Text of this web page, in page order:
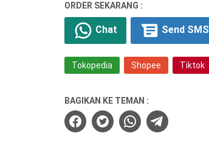
ORDER SEKARANG :
Chat Send SMS
Tokopedia Shopee Tiktok
BAGIKAN KE TEMAN :